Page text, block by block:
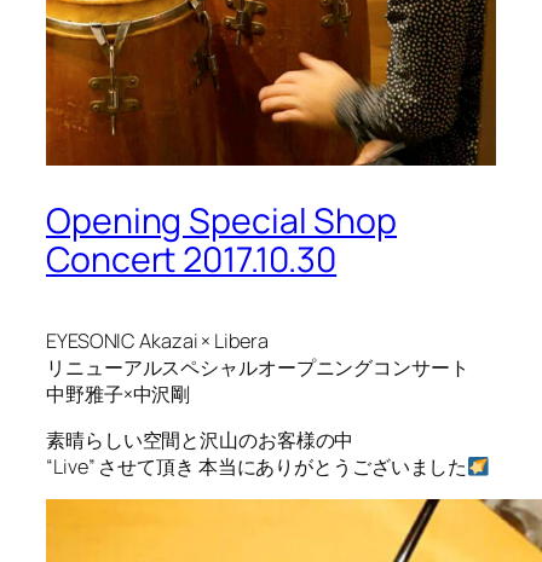
Opening Special Shop
Concert 2017.10.30
EYESONIC Akazai × Libera
リニューアルスペシャルオープニングコンサート
中野雅子×中沢剛
素晴らしい空間と沢山のお客様の中
“Live” させて頂き 本当にありがとうございました